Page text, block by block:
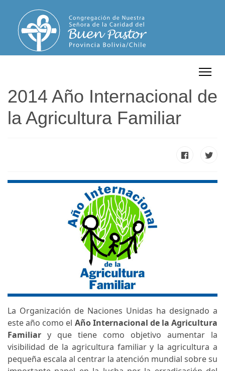
2014 Año Internacional de
la Agricultura Familiar
La Organización de Naciones Unidas ha designado a
este año como el Año Internacional de la Agricultura
Familiar y que tiene como objetivo aumentar la
visibilidad de la agricultura familiar y la agricultura a
pequeña escala al centrar la atención mundial sobre su